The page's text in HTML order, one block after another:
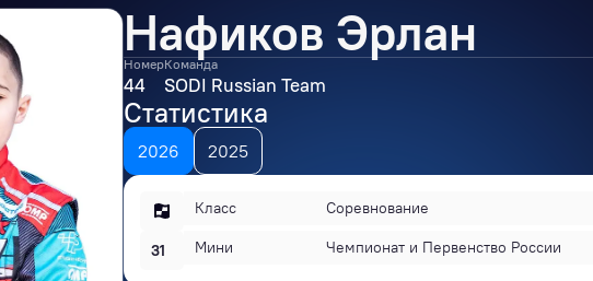
Нафиков Эрлан
Номер
44
Команда
SODI Russian Team
Статистика
2026 2025
Класс Соревнование
31 Мини Чемпионат и Первенство России